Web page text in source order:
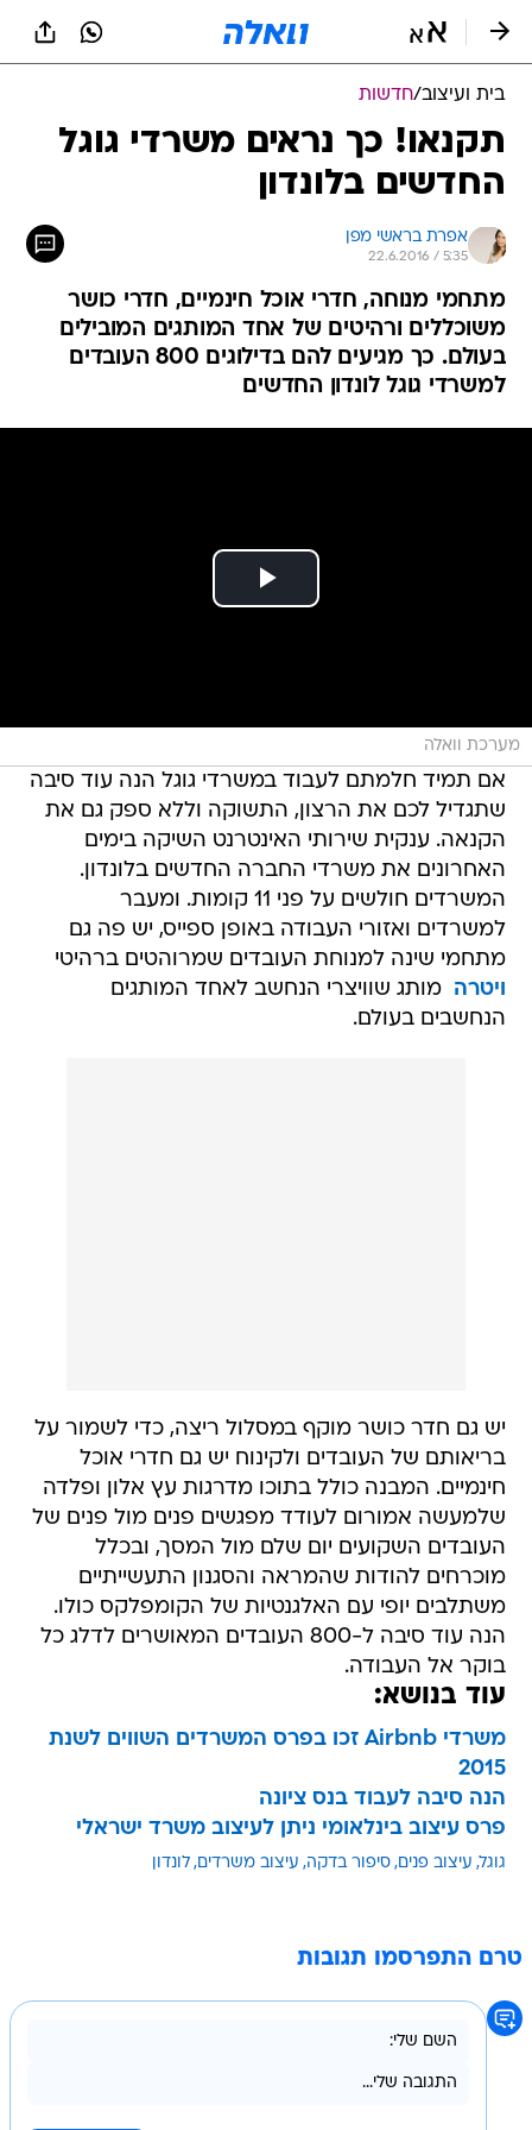
בית ועיצוב/חדשות
תקנאו! כך נראים משרדי גוגל
החדשים בלונדון
אפרת בראשי מפן
22.6.2016 / 5:35
מתחמי מנוחה, חדרי אוכל חינמיים, חדרי כושר
משוכללים ורהיטים של אחד המותגים המובילים
בעולם. כך מגיעים להם בדילוגים 800 העובדים
למשרדי גוגל לונדון החדשים
מערכת וואלה
אם תמיד חלמתם לעבוד במשרדי גוגל הנה עוד סיבה
שתגדיל לכם את הרצון, התשוקה וללא ספק גם את
הקנאה. ענקית שירותי האינטרנט השיקה בימים
האחרונים את משרדי החברה החדשים בלונדון.
המשרדים חולשים על פני 11 קומות. ומעבר
למשרדים ואזורי העבודה באופן ספייס, יש פה גם
מתחמי שינה למנוחת העובדים שמרוהטים ברהיטי
ויטרה  מותג שוויצרי הנחשב לאחד המותגים
הנחשבים בעולם.
יש גם חדר כושר מוקף במסלול ריצה, כדי לשמור על
בריאותם של העובדים ולקינוח יש גם חדרי אוכל
חינמיים. המבנה כולל בתוכו מדרגות עץ אלון ופלדה
שלמעשה אמורום לעודד מפגשים פנים מול פנים של
העובדים השקועים יום שלם מול המסך, ובכלל
מוכרחים להודות שהמראה והסגנון התעשייתיים
משתלבים יופי עם האלגנטיות של הקומפלקס כולו.
הנה עוד סיבה ל-800 העובדים המאושרים לדלג כל
בוקר אל העבודה.
עוד בנושא:
משרדי Airbnb זכו בפרס המשרדים השווים לשנת
2015
הנה סיבה לעבוד בנס ציונה
פרס עיצוב בינלאומי ניתן לעיצוב משרד ישראלי
גוגל עיצוב פנים סיפור בדקה עיצוב משרדים לונדון
טרם התפרסמו תגובות